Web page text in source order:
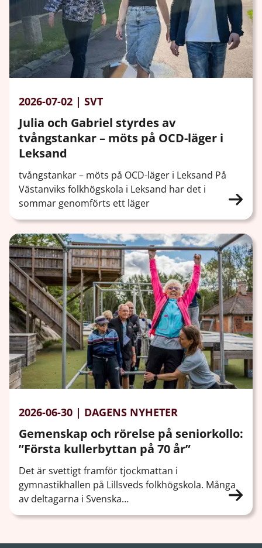
2026-07-02 | SVT
Julia och Gabriel styrdes av
tvångstankar – möts på OCD-läger i
Leksand
tvångstankar – möts på OCD-läger i Leksand På
Västanviks folkhögskola i Leksand har det i
sommar genomförts ett läger
2026-06-30 | DAGENS NYHETER
Gemenskap och rörelse på seniorkollo:
”Första kullerbyttan på 70 år”
Det är svettigt framför tjockmattan i
gymnastikhallen på Lillsveds folkhögskola. Många
av deltagarna i Svenska…